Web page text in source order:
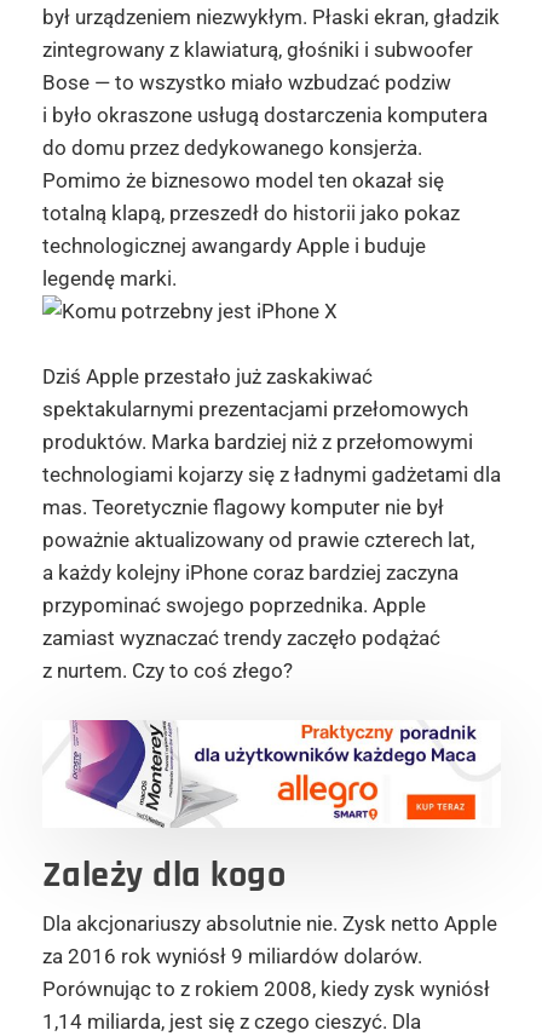
był urządzeniem niezwykłym. Płaski ekran, gładzik
zintegrowany z klawiaturą, głośniki i subwoofer
Bose — to wszystko miało wzbudzać podziw
i było okraszone usługą dostarczenia komputera
do domu przez dedykowanego konsjerża.
Pomimo że biznesowo model ten okazał się
totalną klapą, przeszedł do historii jako pokaz
technologicznej awangardy Apple i buduje
legendę marki.
Dziś Apple przestało już zaskakiwać
spektakularnymi prezentacjami przełomowych
produktów. Marka bardziej niż z przełomowymi
technologiami kojarzy się z ładnymi gadżetami dla
mas. Teoretycznie flagowy komputer nie był
poważnie aktualizowany od prawie czterech lat,
a każdy kolejny iPhone coraz bardziej zaczyna
przypominać swojego poprzednika. Apple
zamiast wyznaczać trendy zaczęło podążać
z nurtem. Czy to coś złego?
Zależy dla kogo
Dla akcjonariuszy absolutnie nie. Zysk netto Apple
za 2016 rok wyniósł 9 miliardów dolarów.
Porównując to z rokiem 2008, kiedy zysk wyniósł
1,14 miliarda, jest się z czego cieszyć. Dla